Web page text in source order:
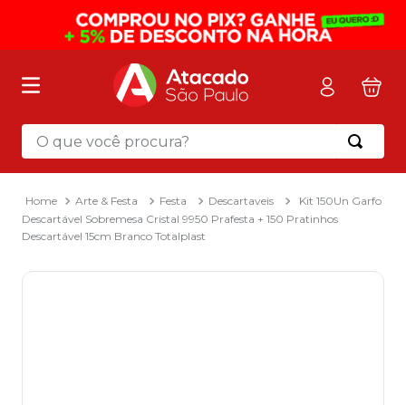
O que você procura?
Arte & Festa Festa Descartaveis
Kit 150Un Garfo
Descartável Sobremesa Cristal 9950 Prafesta + 150 Pratinhos
Descartável 15cm Branco Totalplast
Termos mais buscados
mochila
2º sacola